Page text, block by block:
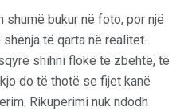
shumë bukur në foto, por një
të qarta në realitet.
shihni flokë të zbehtë, të
do të thotë se fijet kanë
Rikuperimi nuk ndodh